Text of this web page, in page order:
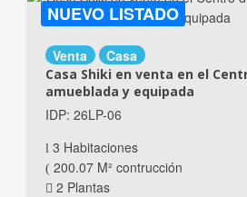
NUEVO LISTADO
Venta Casa
Casa Shiki en venta en el
amueblada y equipada
IDP: 26LP-06
3 Habitaciones
200.07 M² contrucción
2 Plantas